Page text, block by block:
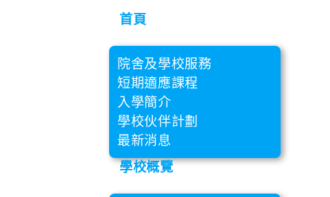
首頁
院舍及學校服務
短期適應課程
入學簡介
學校伙伴計劃
最新消息
學校概覽